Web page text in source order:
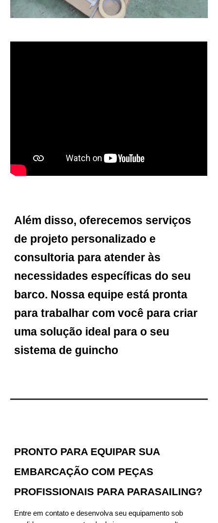
Além disso, oferecemos serviços
de projeto personalizado e
consultoria para atender às
necessidades específicas do seu
barco. Nossa equipe está pronta
para trabalhar com você para criar
uma solução ideal para o seu
sistema de guincho
PRONTO PARA EQUIPAR SUA
EMBARCAÇÃO COM PEÇAS
PROFISSIONAIS PARA PARASAILING?
Entre em contato e desenvolva seu equipamento sob